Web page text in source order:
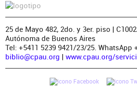
25 de Mayo 482, 2do. y 3er. piso |
Autónoma de Buenos Aires
Tel: +5411 5239 9421/23/25. WhatsApp
biblio@cpau.org | www.cpau.org/